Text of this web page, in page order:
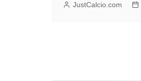
JustCalcio.com